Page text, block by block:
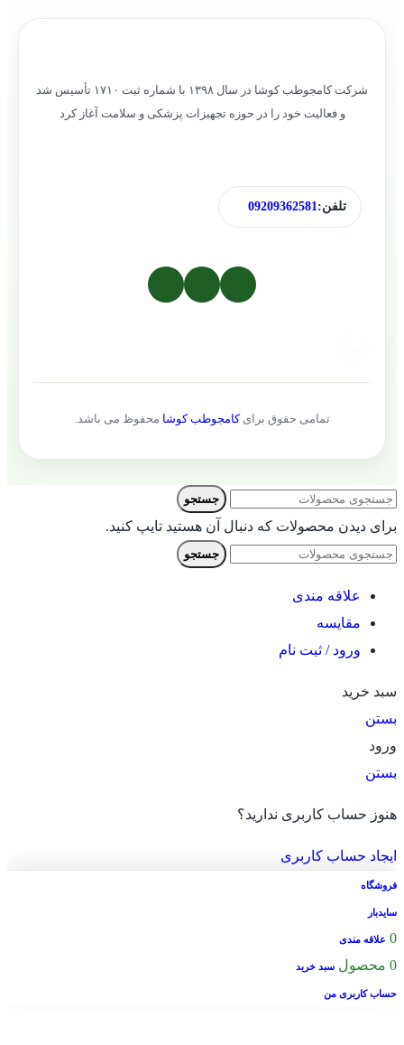
شرکت کامجوطب کوشا در سال ۱۳۹۸ با شماره ثبت ۱۷۱۰ تأسیس شد
و فعالیت خود را در حوزه تجهیزات پزشکی و سلامت آغاز کرد
تلفن: 09209362581
تمامی حقوق برایکامجوطب کوشا محفوظ می باشد.
جستجو
برای دیدن محصولات که دنبال آن هستید تایپ کنید.
جستجو
علاقه مندی
مقایسه
ورود / ثبت نام
سبد خرید
بستن
ورود
بستن
هنوز حساب کاربری ندارید؟
ایجاد حساب کاربری
فروشگاه
سایدبار
0 علاقه مندی
0 محصول سبد خرید
حساب کاربری من